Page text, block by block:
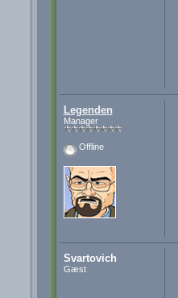
Legenden
Manager
Offline
Svartovich
Gæst